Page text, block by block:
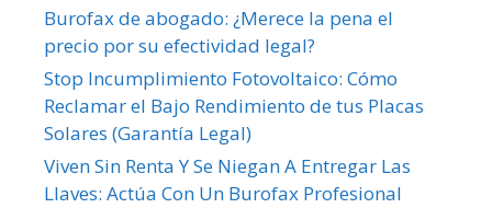
Burofax de abogado: ¿Merece la pena el
precio por su efectividad legal?
Stop Incumplimiento Fotovoltaico: Cómo
Reclamar el Bajo Rendimiento de tus Placas
Solares (Garantía Legal)
Viven Sin Renta Y Se Niegan A Entregar Las
Llaves: Actúa Con Un Burofax Profesional